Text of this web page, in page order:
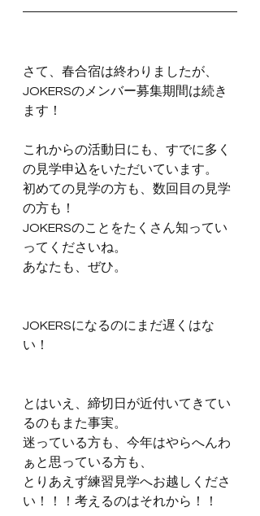
さて、春合宿は終わりましたが、
JOKERSのメンバー募集期間は続き
ます！
これからの活動日にも、すでに多く
の見学申込をいただいています。
初めての見学の方も、数回目の見学
の方も！
JOKERSのことをたくさん知ってい
ってくださいね。
あなたも、ぜひ。
JOKERSになるのにまだ遅くはな
い！
とはいえ、締切日が近付いてきてい
るのもまた事実。
迷っている方も、今年はやらへんわ
ぁと思っている方も、
とりあえず練習見学へお越しくださ
い！！！考えるのはそれから！！